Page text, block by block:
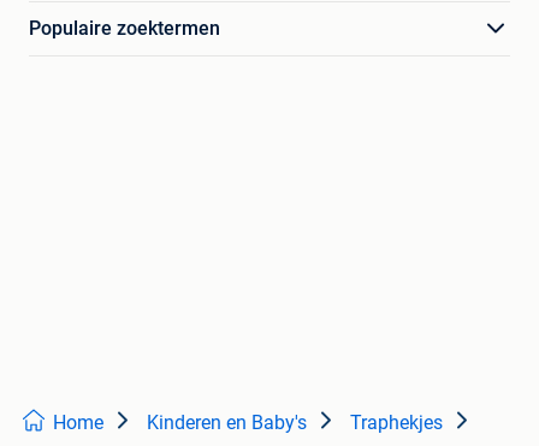
Populaire zoektermen
Home Kinderen en Baby's Traphekjes